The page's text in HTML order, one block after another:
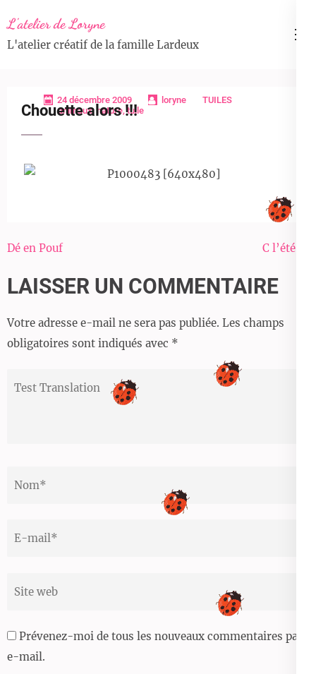
au
contenu
L'atelier de Loryne
L'atelier créatif de la famille Lardeux
24 décembre 2009 loryne
TUILES
animaux, nature,tuile
Chouette alors !!!
Navigation
l’article
Dé en Pouf C l’été !!!
LAISSER UN COMMENTAIRE
Votre adresse e-mail ne sera pas publiée. Les champs
obligatoires sont indiqués avec *
Prévenez-moi de tous les nouveaux commentaires par
e-mail.